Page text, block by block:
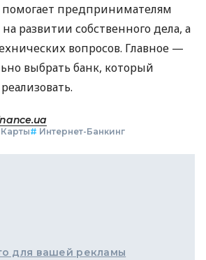
предпринимателям
развитии собственного дела, а
вопросов. Главное —
выбрать банк, который
# Интернет-Банкинг
для вашей рекламы